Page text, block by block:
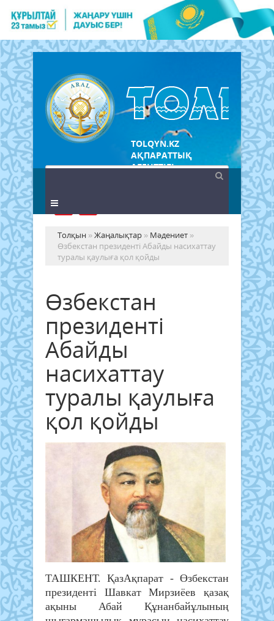
TOLQYN.KZ
АҚПАРАТТЫҚ
АГЕНТТІГІ
Толқын »Жаңалықтар » Мәдениет »
Өзбекстан президенті Абайды насихаттау
туралы қаулыға қол қойды
Өзбекстан
президенті
Абайды
насихаттау
туралы қаулыға
қол қойды
ТАШКЕНТ. ҚазАқпарат - Өзбекстан
президенті Шавкат Мирзиёев қазақ
ақыны Абай Құнанбайұлының